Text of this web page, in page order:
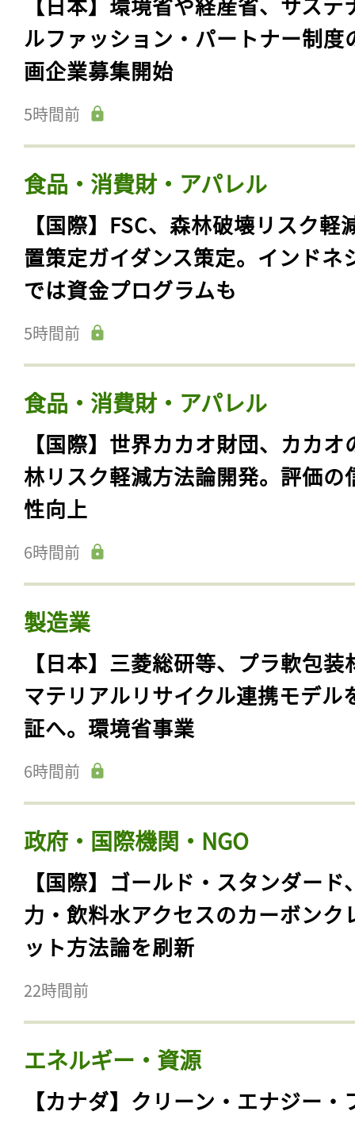
ルファッション・パートナー制度
画企業募集開始
5時間前
食品・消費財・アパレル
【国際】FSC、森林破壊リスク軽
置策定ガイダンス策定。インドネ
では資金プログラムも
5時間前
食品・消費財・アパレル
【国際】世界カカオ財団、カカオ
林リスク軽減方法論開発。評価の
性向上
6時間前
製造業
【日本】三菱総研等、プラ軟包装
マテリアルリサイクル連携モデル
証へ。環境省事業
6時間前
政府・国際機関・NGO
【国際】ゴールド・スタンダード
力・飲料水アクセスのカーボンク
ット方法論を刷新
22時間前
エネルギー・資源
【カナダ】クリーン・エナジー・